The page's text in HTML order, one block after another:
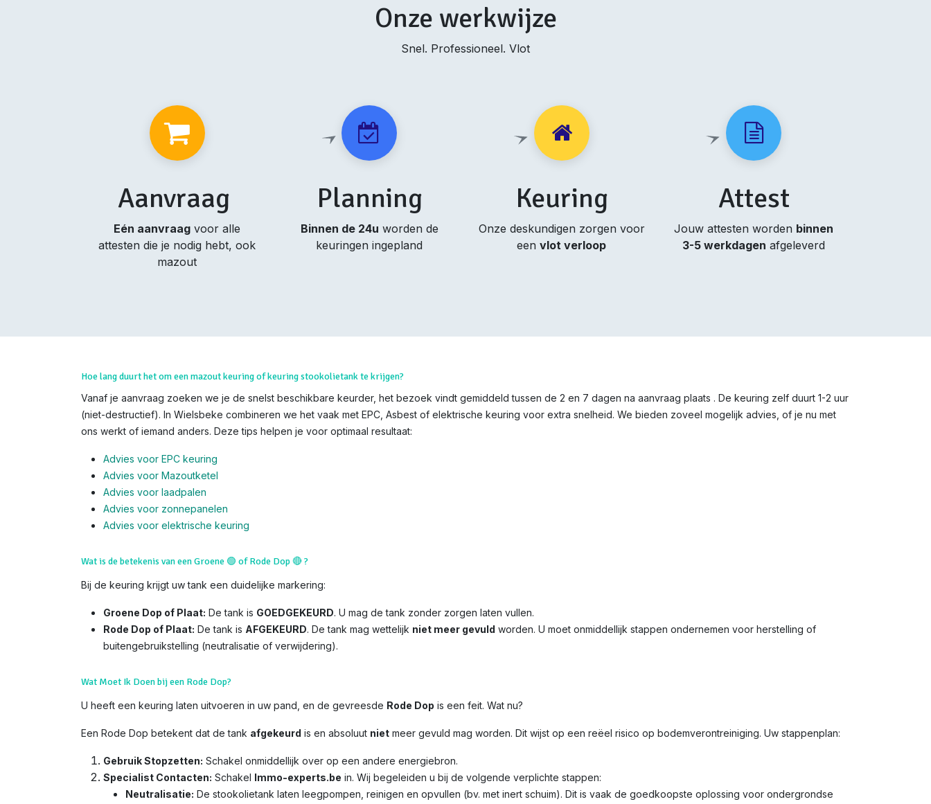
Onze werkwijze
Snel. Professioneel. Vlot
Aanvraag
Eén aanvraag voor alle
attesten die je nodig hebt, ook
mazout
Planning
Binnen de 24u worden de
keuringen ingepland
Keuring
Onze deskundigen zorgen voor
eenvlot verloop
Attest
Jouw attesten worden binnen
3-5 werkdagen afgeleverd
Hoe lang duurt het om een mazout keuring of keuring stookolietank te krijgen?
Vanaf je aanvraag zoeken we je de snelst beschikbare keurder, het bezoek vindt gemiddeld tussen de 2 en 7 dagen na aanvraag plaats . De keuring zelf duurt 1-2 uur
(niet-destructief). In Wielsbeke combineren we het vaak met EPC, Asbest of elektrische keuring voor extra snelheid. We bieden zoveel mogelijk advies, of je nu met
ons werkt of iemand anders. Deze tips helpen je voor optimaal resultaat:
Advies voor EPC keuring
Advies voor Mazoutketel
Advies voor laadpalen
Advies voor zonnepanelen
Advies voor elektrische keuring
Wat is de betekenis van een Groene 🟢 of Rode Dop🔴?
Bij de keuring krijgt uw tank een duidelijke markering:
Groene Dop of Plaat: De tank is GOEDGEKEURD. U mag de tank zonder zorgen laten vullen.
Rode Dop of Plaat: De tank is AFGEKEURD. De tank mag wettelijk niet meer gevuld worden. U moet onmiddellijk stappen ondernemen voor herstelling of
buitengebruikstelling (neutralisatie of verwijdering).
Wat Moet Ik Doen bij een Rode Dop?
U heeft een keuring laten uitvoeren in uw pand, en de gevreesde Rode Dop is een feit. Wat nu?
Een Rode Dop betekent dat de tank afgekeurd is en absoluut niet meer gevuld mag worden. Dit wijst op een reëel risico op bodemverontreiniging. Uw stappenplan:
Gebruik Stopzetten: Schakel onmiddellijk over op een andere energiebron.
Specialist Contacten: Schakel Immo-experts.be in. Wij begeleiden u bij de volgende verplichte stappen:
Neutralisatie: De stookolietank laten leegpompen, reinigen en opvullen (bv. met inert schuim). Dit is vaak de goedkoopste oplossing voor ondergrondse